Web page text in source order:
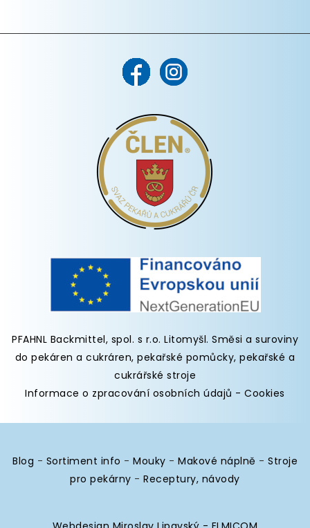
PFAHNL Backmittel, spol. s r.o. Litomyšl. Směsi a suroviny
do pekáren a cukráren,pekařské pomůcky,pekařské a
cukrářské stroje
Informace o zpracování osobních údajů -Cookies
Blog - Sortiment info - Mouky - Makové náplně - Stroje
pro pekárny -Receptury, návody